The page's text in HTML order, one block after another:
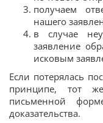
получаем
нашего
в случае
заявление
исковым
Если потерялась
принципе, тот
письменной
доказательства.